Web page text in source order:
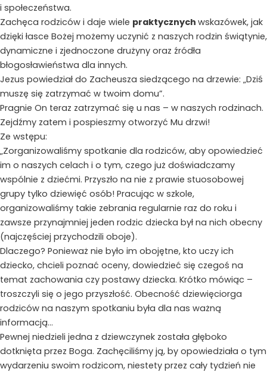
i społeczeństwa.
Zachęca rodziców i daje wiele praktycznych wskazówek, jak
dzięki łasce Bożej możemy uczynić z naszych rodzin świątynie,
dynamiczne i zjednoczone drużyny oraz źródła
błogosławieństwa dla innych.
Jezus powiedział do Zacheusza siedzącego na drzewie: „Dziś
muszę się zatrzymać w twoim domu”.
Pragnie On teraz zatrzymać się u nas – w naszych rodzinach.
Zejdźmy zatem i pospieszmy otworzyć Mu drzwi!
Ze wstępu:
„Zorganizowaliśmy spotkanie dla rodziców, aby opowiedzieć
im o naszych celach i o tym, czego już doświadczamy
wspólnie z dziećmi. Przyszło na nie z prawie stuosobowej
grupy tylko dziewięć osób! Pracując w szkole,
organizowaliśmy takie zebrania regularnie raz do roku i
zawsze przynajmniej jeden rodzic dziecka był na nich obecny
(najczęściej przychodzili oboje).
Dlaczego? Ponieważ nie było im obojętne, kto uczy ich
dziecko, chcieli poznać oceny, dowiedzieć się czegoś na
temat zachowania czy postawy dziecka. Krótko mówiąc –
troszczyli się o jego przyszłość. Obecność dziewięciorga
rodziców na naszym spotkaniu była dla nas ważną
informacją…
Pewnej niedzieli jedna z dziewczynek została głęboko
dotknięta przez Boga. Zachęciliśmy ją, by opowiedziała o tym
wydarzeniu swoim rodzicom, niestety przez cały tydzień nie